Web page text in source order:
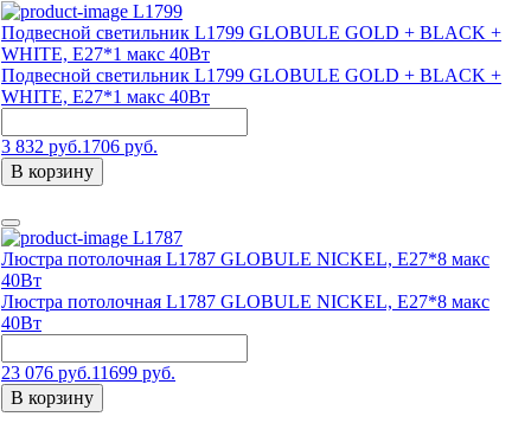
L1799
Подвесной светильник L1799 GLOBULE GOLD + BLACK +
WHITE, Е27*1 макс 40Вт
Подвесной светильник L1799 GLOBULE GOLD + BLACK +
WHITE, Е27*1 макс 40Вт
3 832 руб.1706 руб.
В корзину
L1787
Люстра потолочная L1787 GLOBULE NICKEL, Е27*8 макс
40Вт
Люстра потолочная L1787 GLOBULE NICKEL, Е27*8 макс
40Вт
23 076 руб.11699 руб.
В корзину